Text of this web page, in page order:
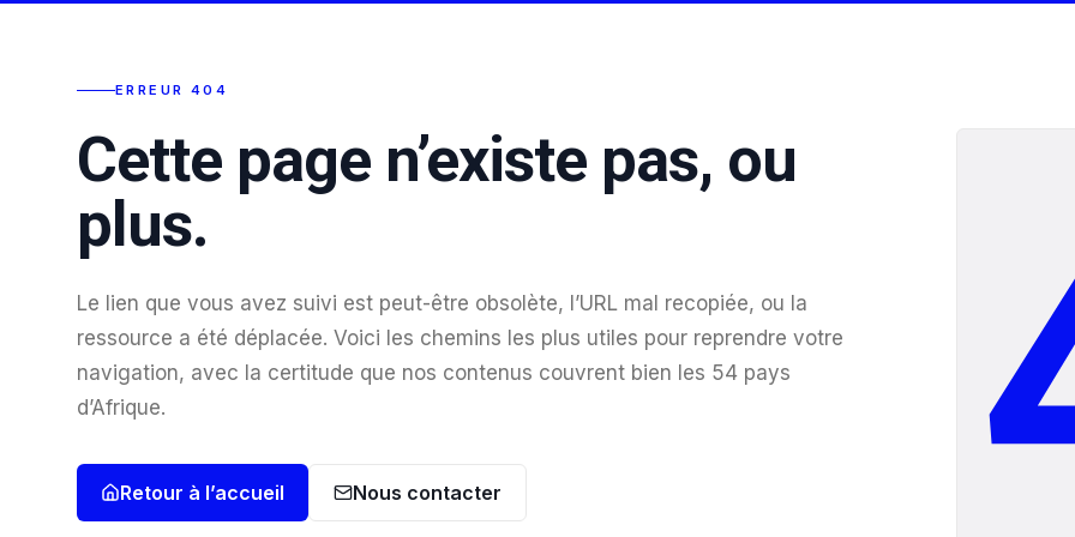
ERREUR 404
Cette page n’existe pas, ou
plus.
Le lien que vous avez suivi est peut-être obsolète, l’URL mal recopiée, ou la
ressource a été déplacée. Voici les chemins les plus utiles pour reprendre votre
navigation, avec la certitude que nos contenus couvrent bien les 54 pays
d’Afrique.
Retour à l’accueil Nous contacter